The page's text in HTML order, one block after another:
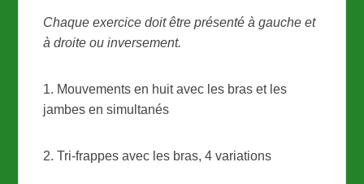
Chaque exercice doit être présenté à gauche et
à droite ou inversement.
1. Mouvements en huit avec les bras et les
jambes en simultanés
2. Tri-frappes avec les bras, 4 variations